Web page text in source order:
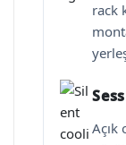
rack
Açık